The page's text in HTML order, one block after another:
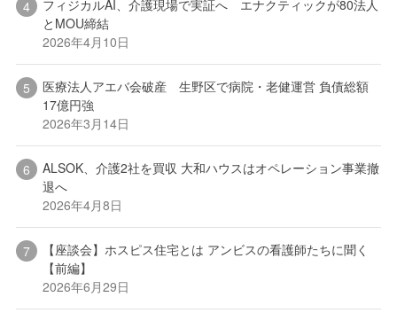
フィジカルAI、介護現場で実証へ エナクティックが80法人
とMOU締結
2026年4月10日
医療法人アエバ会破産 生野区で病院・老健運営 負債総額
17億円強
2026年3月14日
ALSOK、介護2社を買収 大和ハウスはオペレーション事業撤
退へ
2026年4月8日
【座談会】ホスピス住宅とは アンビスの看護師たちに聞く
【前編】
2026年6月29日